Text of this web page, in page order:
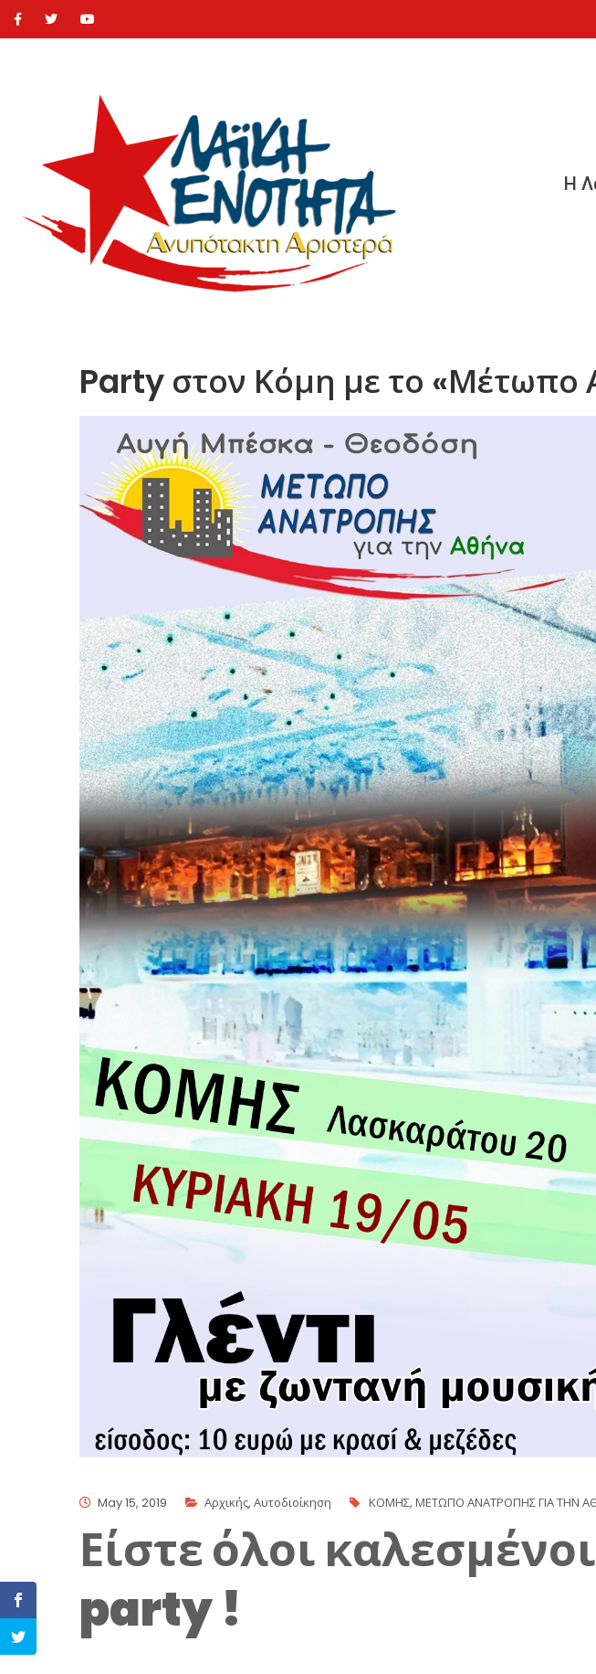
Η
Party στον Κόμη με το «Μέτωπο
May 15, 2019 Αρχικής, Αυτοδιοίκηση ΚΟΜΗΣ, ΜΕΤΩΠΟ ΑΝΑΤΡΟΠΗΣ ΓΙΑ ΤΗΝ
Είστε όλοι
party !